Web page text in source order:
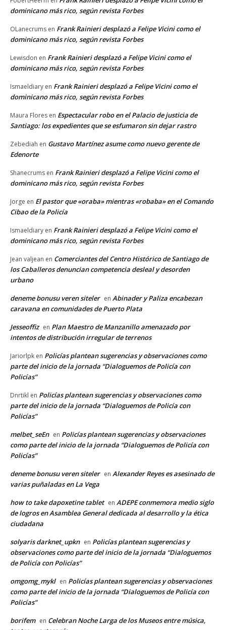
dominicano más rico, según revista Forbes
OLanecrums en Frank Rainieri desplazó a Felipe Vicini como el
dominicano más rico, según revista Forbes
Lewisdon en Frank Rainieri desplazó a Felipe Vicini como el
dominicano más rico, según revista Forbes
Ismaeldiary en Frank Rainieri desplazó a Felipe Vicini como el
dominicano más rico, según revista Forbes
Maura Flores en Espectacular robo en el Palacio de justicia de
Santiago: los expedientes que se esfumaron sin dejar rastro
Zebediah en Gustavo Martínez asume como nuevo gerente de
Edenorte
Shanecrums en Frank Rainieri desplazó a Felipe Vicini como el
dominicano más rico, según revista Forbes
Jorge en El pastor que «oraba» mientras «robaba» en el Comando
Cibao de la Policía
Ismaeldiary en Frank Rainieri desplazó a Felipe Vicini como el
dominicano más rico, según revista Forbes
Jean valjean en Comerciantes del Centro Histórico de Santiago de
los Caballeros denuncian competencia desleal y desorden
urbano
deneme bonusu veren siteler en Abinader y Paliza encabezan
caravana en comunidades de Puerto Plata
Jesseoffiz en Plan Maestro de Manzanillo amenazado por
intentos de distribución irregular de terrenos
Jariorlpk en Policías plantean sugerencias y observaciones como
parte del inicio de la jornada “Dialoguemos de Policía con
Policías”
Dnrtikl en Policías plantean sugerencias y observaciones como
parte del inicio de la jornada “Dialoguemos de Policía con
Policías”
melbet_seEn en Policías plantean sugerencias y observaciones
como parte del inicio de la jornada “Dialoguemos de Policía con
Policías”
deneme bonusu veren siteler en Alexander Reyes es asesinado de
varias puñaladas en La Vega
how to take dapoxetine tablet en ADEPE conmemora medio siglo
de logros en Asamblea General dedicada al desarrollo y la ética
ciudadana
solyaris darknet_upkn en Policías plantean sugerencias y
observaciones como parte del inicio de la jornada “Dialoguemos
de Policía con Policías”
omgomg_mykl en Policías plantean sugerencias y observaciones
como parte del inicio de la jornada “Dialoguemos de Policía con
Policías”
borifem en Celebran Noche Larga de los Museos entre música,